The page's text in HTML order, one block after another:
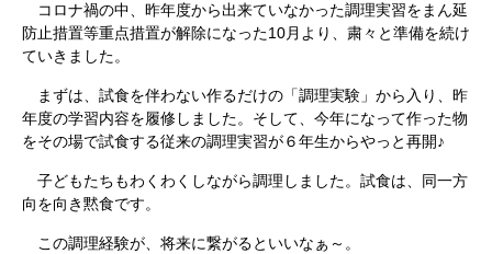
コロナ禍の中、昨年度から出来ていなかった調理実習をまん延
防止措置等重点措置が解除になった10月より、粛々と準備を続け
ていきました。
まずは、試食を伴わない作るだけの「調理実験」から入り、昨
年度の学習内容を履修しました。そして、今年になって作った物
をその場で試食する従来の調理実習が６年生からやっと再開♪
子どもたちもわくわくしながら調理しました。試食は、同一方
向を向き黙食です。
この調理経験が、将来に繋がるといいなぁ～。